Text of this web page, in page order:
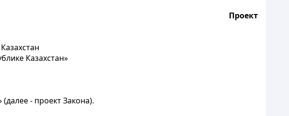
Проект
Казахстан»
- проект Закона).